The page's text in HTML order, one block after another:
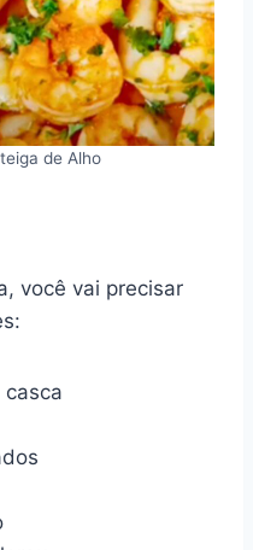
de Alho
você vai precisar
casca